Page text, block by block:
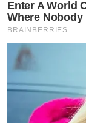
Enter A World
Where Nobody
BRAINBERRIES